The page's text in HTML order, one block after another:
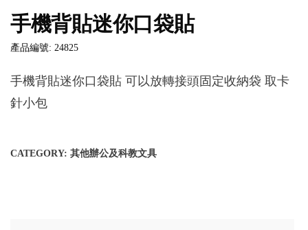
手機背貼迷你口袋貼
產品編號: 24825
手機背貼迷你口袋貼 可以放轉接頭固定收納袋 取卡
針小包
CATEGORY: 其他辦公及科教文具